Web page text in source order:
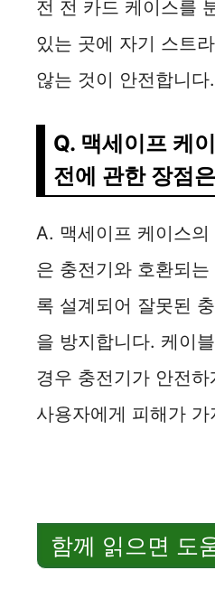
전 전 카드 케이스를
있는 곳에 자기 스트
않는 것이 안전합니다.
Q. 맥세이프 케
전에 관한 장점
A. 맥세이프 케이스의
은 충전기와 호환되
록 설계되어 잘못된
을 방지합니다. 케이
경우 충전기가 안전
사용자에게 피해가
함께 읽으면 도